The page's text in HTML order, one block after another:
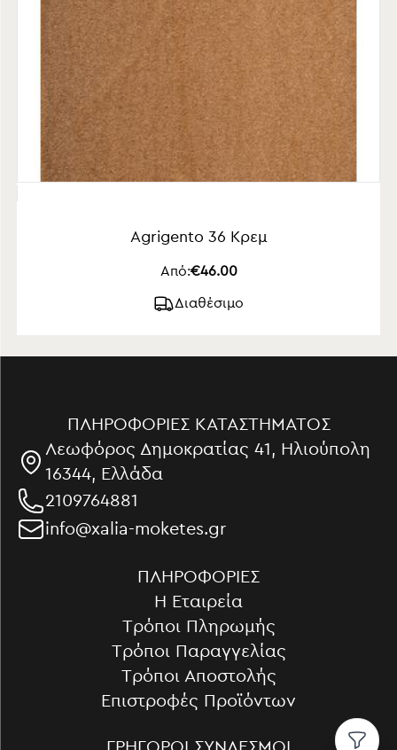
Agrigento 36 Κρεμ
Από:€46.00
Διαθέσιμο
ΠΛΗΡΟΦΟΡΊΕΣ ΚΑΤΑΣΤΉΜΑΤΟΣ
Λεωφόρος Δημοκρατίας 41, Ηλιούπολη
16344, Ελλάδα
2109764881
info@xalia-moketes.gr
ΠΛΗΡΟΦΟΡΊΕΣ
Η Εταιρεία
Τρόποι Πληρωμής
Τρόποι Παραγγελίας
Τρόποι Αποστολής
Επιστροφές Προϊόντων